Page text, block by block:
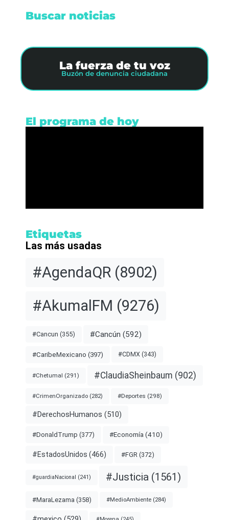
Buscar noticias
La fuerza de tu voz
Buzón de denuncia ciudadana
El programa de hoy
Etiquetas
Las más usadas
#AgendaQR (8902)
#AkumalFM (9276)
#Cancun (355) #Cancún (592)
#CaribeMexicano (397) #CDMX (343)
#Chetumal (291) #ClaudiaSheinbaum (902)
#CrimenOrganizado (282) #Deportes (298)
#DerechosHumanos (510)
#DonaldTrump (377) #Economía (410)
#EstadosUnidos (466) #FGR (372)
#guardiaNacional (241) #Justicia (1561)
#MaraLezama (358) #MedioAmbiente (284)